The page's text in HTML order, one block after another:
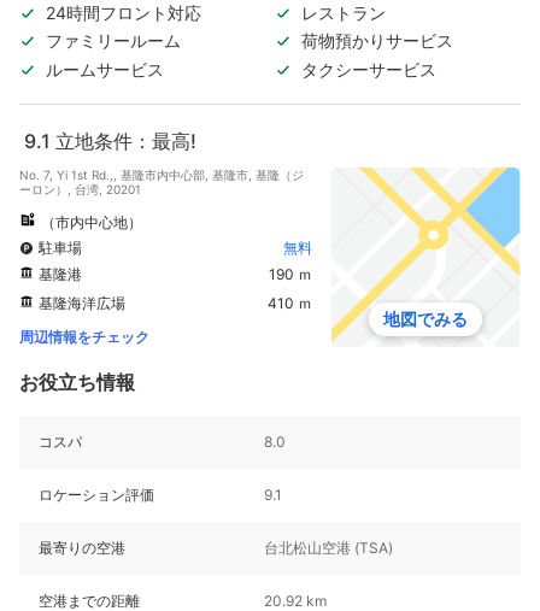
24時間フロント対応
レストラン
ファミリールーム
荷物預かりサービス
ルームサービス
タクシーサービス
9.1 立地条件：最高!
No. 7, Yi 1st Rd.,, 基隆市内中心部, 基隆市, 基隆（ジ
ーロン）, 台湾, 20201
（市内中心地）
駐車場
無料
基隆港
190 ｍ
基隆海洋広場
410 ｍ
周辺情報をチェック
地図でみる
お役立ち情報
コスパ 8.0
ロケーション評価 9.1
最寄りの空港 台北松山空港 (TSA)
空港までの距離 20.92 km